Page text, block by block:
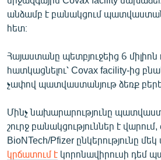
անձամբ է բանակցում
հետ։
Հայաստանը պետբյուջեից 6 միլիոն
հատկացնելու՝ Covax facility-ից
չափով պատվաստանյութ ձեռք
Մինչ նախարարությունը
շուրջ բանակցություններ է
BioNTech/Pfizer ընկերությունը
կրճատում էկորոնավիրուսի դեմ